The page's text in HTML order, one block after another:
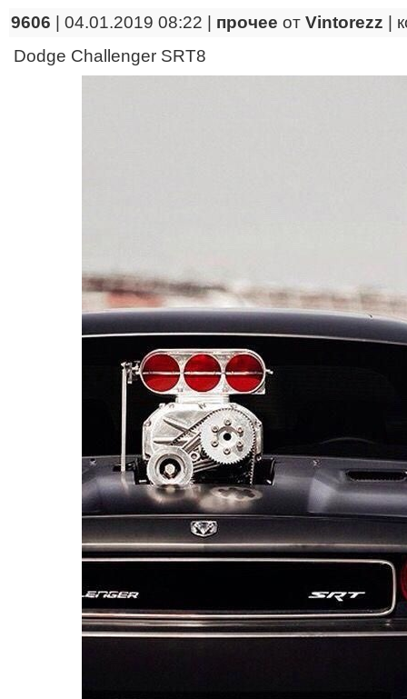
9606 | 04.01.2019 08:22 | прочее от Vintorezz
Dodge Challenger SRT8